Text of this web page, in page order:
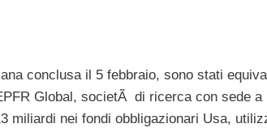
conclusa il 5 febbraio, sono stati
Global, societÃ di ricerca con sede a
miliardi nei fondi obbligazionari Usa,